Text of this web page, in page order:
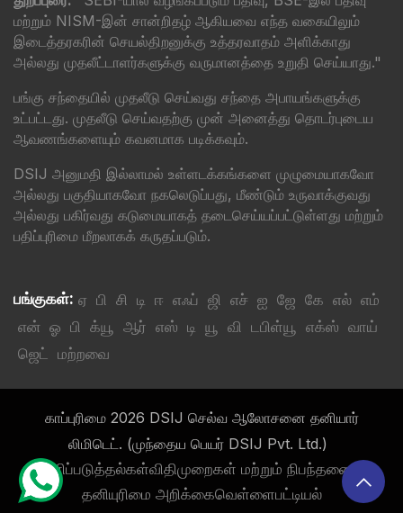
மற்றும் NISM-இன் சான்றிதழ் ஆகியவை எந்த வகையிலும்
இடைத்தரகரின் செயல்திறனுக்கு உத்தரவாதம் அளிக்காது
அல்லது முதலீட்டாளர்களுக்கு வருமானத்தை உறுதி செய்யாது."
பங்கு சந்தையில் முதலீடு செய்வது சந்தை அபாயங்களுக்கு
உட்பட்டது. முதலீடு செய்வதற்கு முன் அனைத்து தொடர்புடைய
ஆவணங்களையும் கவனமாக படிக்கவும்.
DSIJ அனுமதி இல்லாமல் உள்ளடக்கங்களை முழுமையாகவோ
அல்லது பகுதியாகவோ நகலெடுப்பது, மீண்டும் உருவாக்குவது
அல்லது பகிர்வது கடுமையாகத் தடைசெய்யப்பட்டுள்ளது மற்றும்
பதிப்புரிமை மீறலாகக் கருதப்படும்.
பங்குகள்: ஏ பி சி டி ஈ எஃப் ஜி எச் ஐ ஜே கே எல் எம்
என் ஓ பி க்யூ ஆர் எஸ் டி யூ வி டபிள்யூ எக்ஸ் வாய்
ஜெட் மற்றவை
காப்புரிமை 2026 DSIJ செல்வ ஆலோசனை தனியார்
லிமிடெட். (முந்தைய பெயர் DSIJ Pvt. Ltd.)
வெளிப்படுத்தல்கள்விதிமுறைகள் மற்றும் நிபந்தனைகள்
தனியுரிமை அறிக்கைவெள்ளைபட்டியல்